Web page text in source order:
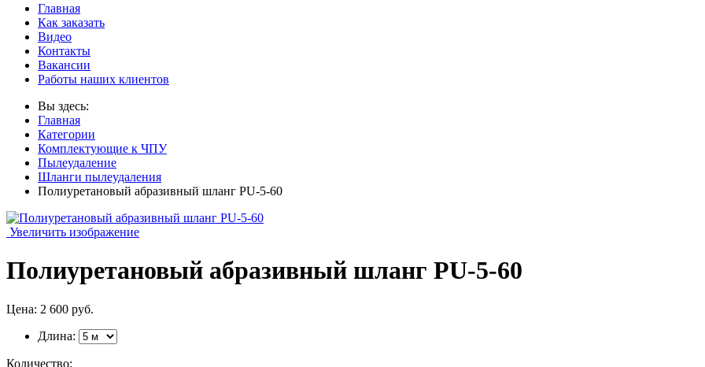
Главная
Как заказать
Видео
Контакты
Вакансии
Работы наших клиентов
Вы здесь:
Главная
Категории
Комплектующие к ЧПУ
Пылеудаление
Шланги пылеудаления
Полиуретановый абразивный шланг PU-5-60
Увеличить изображение
Полиуретановый абразивный шланг PU-5-60
Цена: 2 600 руб.
Длина:
Количество: